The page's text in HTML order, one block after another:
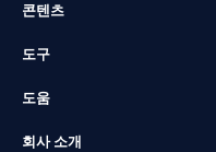
콘텐츠
도구
도움
회사 소개